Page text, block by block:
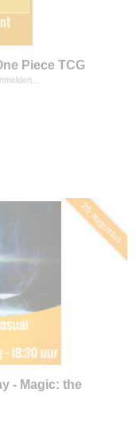
Piece TCG
26 augustus
- Magic: the